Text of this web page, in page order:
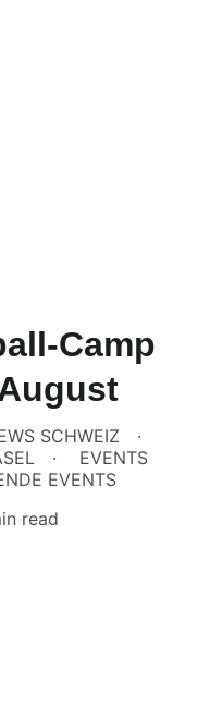
Camp
SCHWEIZ
EVENTS
EVENTS
read